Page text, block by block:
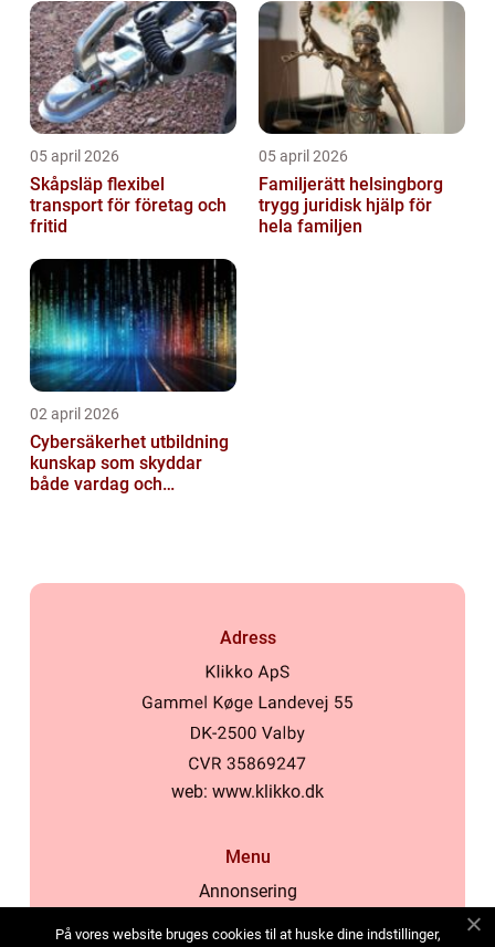
05 april 2026
Skåpsläp flexibel
transport för företag och
fritid
05 april 2026
Familjerätt helsingborg
trygg juridisk hjälp för
hela familjen
02 april 2026
Cybersäkerhet utbildning
kunskap som skyddar
både vardag och
Adress
web: www.klikko.dk
Menu
Annonsering
På vores website bruges cookies til at huske dine indstillinger,